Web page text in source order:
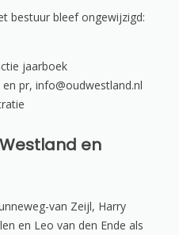
bestuur bleef ongewijzigd:
jaarboek
pr, info@oudwestland.nl
en
van Zeijl, Harry
en Leo van den Ende als